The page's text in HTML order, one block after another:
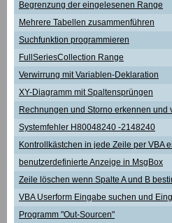
Begrenzung der eingelesenen Range
Mehrere Tabellen zusammenführen
Suchfunktion programmieren
FullSeriesCollection Range
Verwirrung mit Variablen-Deklaration
XY-Diagramm mit Spaltensprüngen
Rechnungen und Storno erkennen und
Systemfehler H80048240 -2148240
Kontrollkästchen in jede Zeile per VBA
benutzerdefinierte Anzeige in MsgBox
Zeile löschen wenn Spalte A und B
VBA Userform Eingabe suchen und
Programm "Out-Sourcen"